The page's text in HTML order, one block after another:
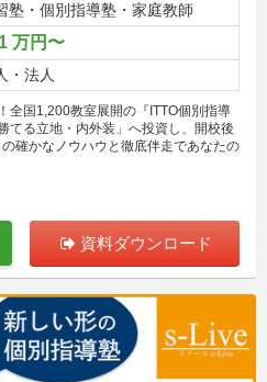
塾・個別指導塾・家庭教師
万円〜
・法人
全国1,200教室展開の『ITTO個別指導
てる立地・内外装」へ投資し、開校後
確かなノウハウと徹底伴走であなたの
資料ダウンロード